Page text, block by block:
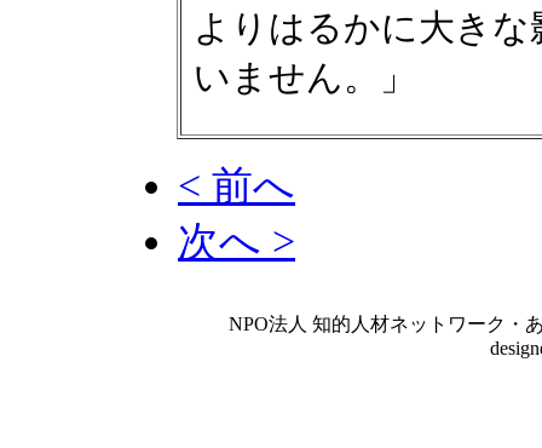
よりはるかに大き
いません。」
< 前へ
次へ >
NPO法人 知的人材ネットワーク・